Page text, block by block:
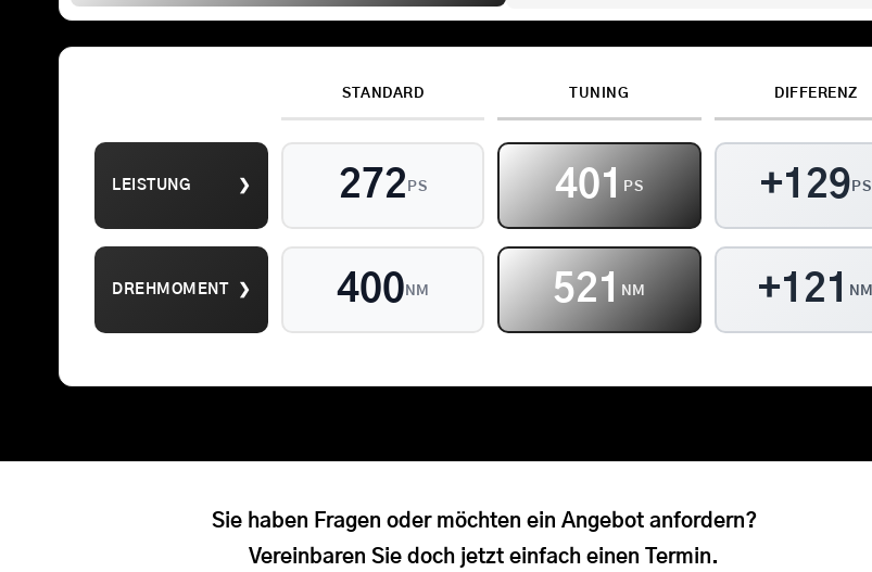
Kontakt
STANDARD TUNING DIFFERENZ
LEISTUNG ❯ 272 PS 401 PS +129 PS
DREHMOMENT ❯ 400 NM 521 NM +121 NM
Sie haben Fragen oder möchten ein Angebot anfordern?
Vereinbaren Sie doch jetzt einfach einen Termin.